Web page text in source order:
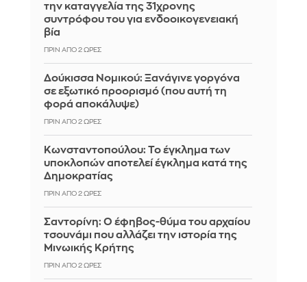
την καταγγελία της 31χρονης
συντρόφου του για ενδοοικογενειακή
βία
ΠΡΙΝ ΑΠΌ 2 ΏΡΕΣ
Δούκισσα Νομικού: Ξανάγινε γοργόνα
σε εξωτικό προορισμό (που αυτή τη
φορά αποκάλυψε)
ΠΡΙΝ ΑΠΌ 2 ΏΡΕΣ
Κωνσταντοπούλου: Το έγκλημα των
υποκλοπών αποτελεί έγκλημα κατά της
Δημοκρατίας
ΠΡΙΝ ΑΠΌ 2 ΏΡΕΣ
Σαντορίνη: Ο έφηβος-θύμα του αρχαίου
τσουνάμι που αλλάζει την ιστορία της
Μινωικής Κρήτης
ΠΡΙΝ ΑΠΌ 2 ΏΡΕΣ